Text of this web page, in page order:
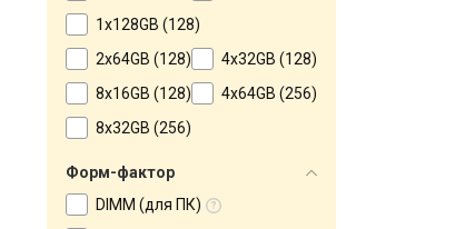
1x128GB (128)
2x64GB (128)
4x32GB (128)
8x16GB (128)
4x64GB (256)
8x32GB (256)
Форм-фактор
DIMM (для ПК)